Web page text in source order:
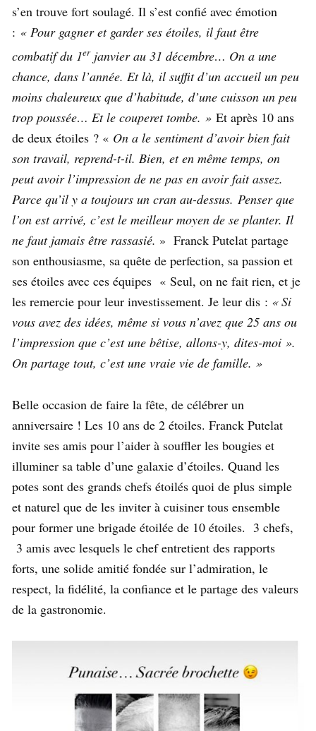
s’en trouve fort soulagé. Il s’est confié avec émotion
: « Pour gagner et garder ses étoiles, il faut être
combatif du 1erjanvier au 31 décembre… On a une
chance, dans l’année. Et là, il suffit d’un accueil un peu
moins chaleureux que d’habitude, d’une cuisson un peu
trop poussée… Et le couperet tombe. » Et après 10 ans
de deux étoiles ? « On a le sentiment d’avoir bien fait
son travail, reprend-t-il. Bien, et en même temps, on
peut avoir l’impression de ne pas en avoir fait assez.
Parce qu’il y a toujours un cran au-dessus. Penser que
l’on est arrivé, c’est le meilleur moyen de se planter. Il
ne faut jamais être rassasié. » Franck Putelat partage
son enthousiasme, sa quête de perfection, sa passion et
ses étoiles avec ces équipes « Seul, on ne fait rien, et je
les remercie pour leur investissement. Je leur dis : « Si
vous avez des idées, même si vous n’avez que 25 ans ou
l’impression que c’est une bêtise, allons-y, dites-moi ».
On partage tout, c’est une vraie vie de famille. »
Belle occasion de faire la fête, de célébrer un
anniversaire ! Les 10 ans de 2 étoiles. Franck Putelat
invite ses amis pour l’aider à souffler les bougies et
illuminer sa table d’une galaxie d’étoiles. Quand les
potes sont des grands chefs étoilés quoi de plus simple
et naturel que de les inviter à cuisiner tous ensemble
pour former une brigade étoilée de 10 étoiles. 3 chefs,
3 amis avec lesquels le chef entretient des rapports
forts, une solide amitié fondée sur l’admiration, le
respect, la fidélité, la confiance et le partage des valeurs
de la gastronomie.